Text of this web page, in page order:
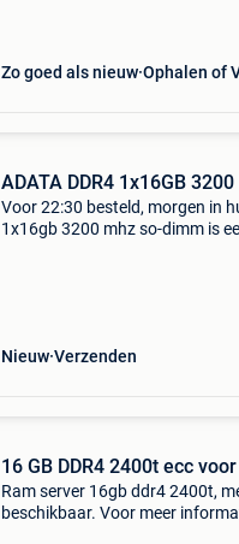
Zo goed als nieuw Ophalen of
ADATA DDR4 1x16GB
Voor 22:30 besteld, morgen in
1x16gb 3200 mhz so-dimm is
Nieuw Verzenden
16 GB DDR4 2400t ecc
Ram server 16gb ddr4 2400t,
beschikbaar. Voor meer